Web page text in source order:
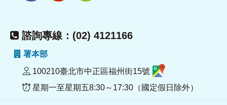
諮詢專線：(02) 4121166
署本部
100210臺北市中正區福州街15號
星期一至星期五8:30～17:30（國定假日除外）